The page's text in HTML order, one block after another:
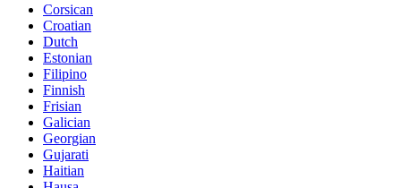
Corsican
Croatian
Dutch
Estonian
Filipino
Finnish
Frisian
Galician
Georgian
Gujarati
Haitian